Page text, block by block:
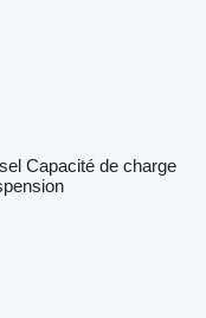
Capacité de charge